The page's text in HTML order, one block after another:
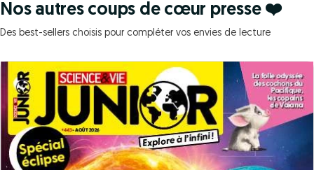
Nos autres coups de cœur presse ❤️
Des best-sellers choisis pour compléter vos envies de lecture